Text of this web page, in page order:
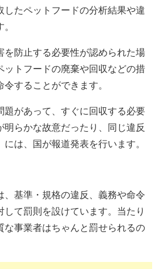
したペットフードの分析結果や違
を防止する必要性が認められた場
ットフードの廃棄や回収などの措
することができます。
題があって、すぐに回収する必要
明らかな故意だったり、同じ違反
は、国が報道発表を行います。
、基準・規格の違反、義務や命令
て罰則を設けています。当たり
な事業者はちゃんと罰せられるの